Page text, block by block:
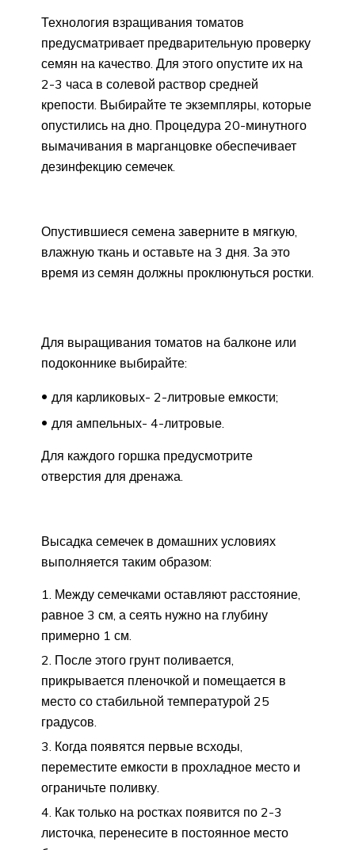
Технология взращивания томатов
предусматривает предварительную проверку
семян на качество. Для этого опустите их на
2-3 часа в солевой раствор средней
крепости. Выбирайте те экземпляры, которые
опустились на дно. Процедура 20-минутного
вымачивания в марганцовке обеспечивает
дезинфекцию семечек.
Опустившиеся семена заверните в мягкую,
влажную ткань и оставьте на 3 дня. За это
время из семян должны проклюнуться ростки.
Для выращивания томатов на балконе или
подоконнике выбирайте:
для карликовых- 2-литровые емкости;
для ампельных- 4-литровые.
Для каждого горшка предусмотрите
отверстия для дренажа.
Высадка семечек в домашних условиях
выполняется таким образом:
Между семечками оставляют расстояние,
равное 3 см, а сеять нужно на глубину
примерно 1 см.
После этого грунт поливается,
прикрывается пленочкой и помещается в
место со стабильной температурой 25
градусов.
Когда появятся первые всходы,
переместите емкости в прохладное место и
ограничьте поливку.
Как только на ростках появится по 2-3
листочка, перенесите в постоянное место